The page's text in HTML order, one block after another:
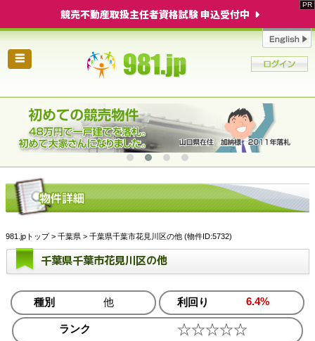
競売不動産取扱主任者資格試験 申込受付中
☰
981.jpトップ> 千葉県 > 千葉県千葉市花見川区の他 (物件ID:5732)
千葉県千葉市花見川区の他
種別 他 利回り 6.4%
ランク